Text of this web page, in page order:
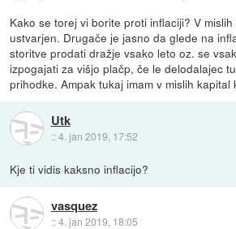
Kako se torej vi borite proti inflaciji? V
ustvarjen. Drugače je jasno da glede na
storitve prodati dražje vsako leto oz. se
izpogajati za višjo plačp, če le delodalajec
prihodke. Ampak tukaj imam v mislih kapital
Utk
::4. jan 2019, 17:52
Kje ti vidis kaksno inflacijo?
vasquez
::4. jan 2019, 18:05